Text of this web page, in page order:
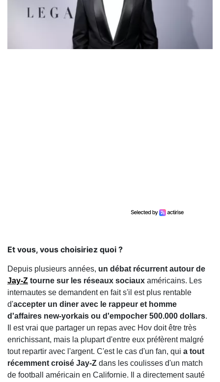
Et vous, vous choisiriez quoi ?
Depuis plusieurs années, un débat récurrent autour de
Jay-Z tourne sur les réseaux sociaux américains. Les
internautes se demandent en fait s'il est plus rentable
d'accepter un diner avec le rappeur et homme
d'affaires new-yorkais ou d'empocher 500.000 dollars.
Il est vrai que partager un repas avec Hov doit être très
enrichissant, mais la plupart d'entre eux préfèrent malgré
tout repartir avec l'argent. C'est le cas d'un fan, qui a tout
récemment croisé Jay-Z dans les coulisses d'un match
de football américain en Californie. Il a directement sauté